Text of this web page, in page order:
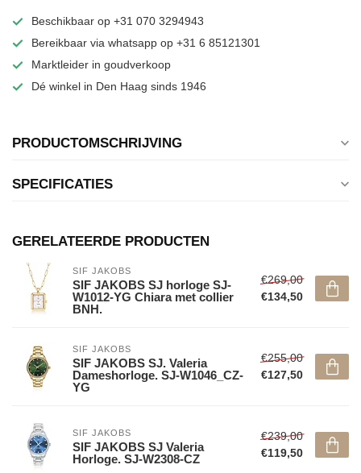
Beschikbaar op +31 070 3294943
Bereikbaar via whatsapp op +31 6 85121301
Marktleider in goudverkoop
Dé winkel in Den Haag sinds 1946
PRODUCTOMSCHRIJVING
SPECIFICATIES
GERELATEERDE PRODUCTEN
SIF JAKOBS
SIF JAKOBS SJ horloge SJ-
W1012-YG Chiara met collier
BNH.
€269,00
€134,50
SIF JAKOBS
SIF JAKOBS SJ. Valeria
Dameshorloge. SJ-W1046_CZ-
YG
€255,00
€127,50
SIF JAKOBS
SIF JAKOBS SJ Valeria
Horloge. SJ-W2308-CZ
€239,00
€119,50